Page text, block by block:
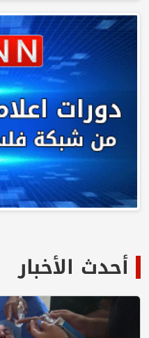
أحدث الأخبار